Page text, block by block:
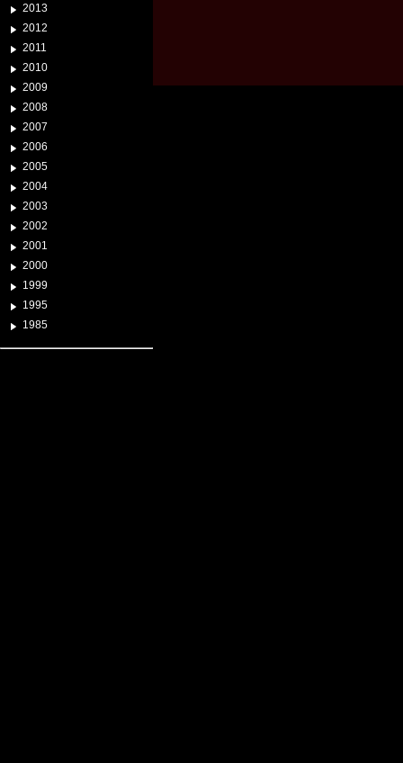
2013
2012
2011
2010
2009
2008
2007
2006
2005
2004
2003
2002
2001
2000
1999
1995
1985